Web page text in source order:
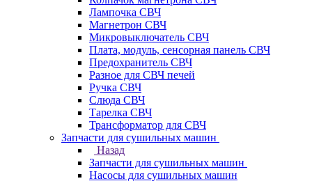
Лампочка СВЧ
Магнетрон СВЧ
Микровыключатель СВЧ
Плата, модуль, сенсорная панель СВЧ
Предохранитель СВЧ
Разное для СВЧ печей
Ручка СВЧ
Слюда СВЧ
Тарелка СВЧ
Трансформатор для СВЧ
Запчасти для сушильных машин
Назад
Запчасти для сушильных машин
Насосы для сушильных машин